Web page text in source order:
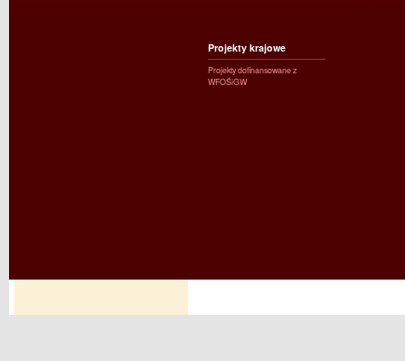
Projekty krajowe
Projekty dofinansowane z
WFOŚiGW